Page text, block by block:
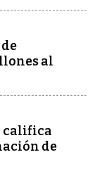
al
califica
de